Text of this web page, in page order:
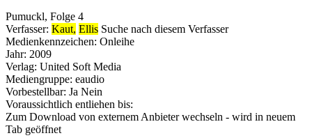
Pumuckl, Folge 4
Verfasser: Kaut, Ellis Suche nach diesem Verfasser
Medienkennzeichen: Onleihe
Jahr: 2009
Verlag: United Soft Media
Mediengruppe: eaudio
Vorbestellbar: Ja Nein
Voraussichtlich entliehen bis:
Zum Download von externem Anbieter wechseln - wird in neuem
Tab geöffnet